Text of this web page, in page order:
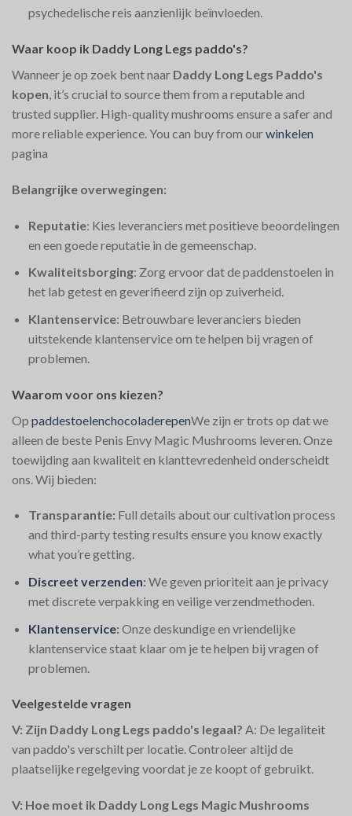
psychedelische reis aanzienlijk beïnvloeden.
Waar koop ik Daddy Long Legs paddo's?
Wanneer je op zoek bent naar Daddy Long Legs Paddo's
kopen, it’s crucial to source them from a reputable and
trusted supplier. High-quality mushrooms ensure a safer and
more reliable experience. You can buy from ourwinkelen
pagina
Belangrijke overwegingen:
Reputatie: Kies leveranciers met positieve beoordelingen
en een goede reputatie in de gemeenschap.
Kwaliteitsborging: Zorg ervoor dat de paddenstoelen in
het lab getest en geverifieerd zijn op zuiverheid.
Klantenservice: Betrouwbare leveranciers bieden
uitstekende klantenservice om te helpen bij vragen of
problemen.
Waarom voor ons kiezen?
Op paddestoelenchocoladerepenWe zijn er trots op dat we
alleen de beste Penis Envy Magic Mushrooms leveren. Onze
toewijding aan kwaliteit en klanttevredenheid onderscheidt
ons. Wij bieden:
Transparantie: Full details about our cultivation process
and third-party testing results ensure you know exactly
what you’re getting.
Discreet verzenden: We geven prioriteit aan je privacy
met discrete verpakking en veilige verzendmethoden.
Klantenservice: Onze deskundige en vriendelijke
klantenservice staat klaar om je te helpen bij vragen of
problemen.
Veelgestelde vragen
V: Zijn Daddy Long Legs paddo's legaal? A: De legaliteit
van paddo's verschilt per locatie. Controleer altijd de
plaatselijke regelgeving voordat je ze koopt of gebruikt.
V: Hoe moet ik Daddy Long Legs Magic Mushrooms